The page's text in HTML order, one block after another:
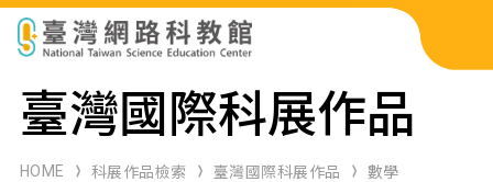
科展作品檢索
科學研習月刊
臺灣國際科展作品
HOME 科展作品檢索 臺灣國際科展作品 數學